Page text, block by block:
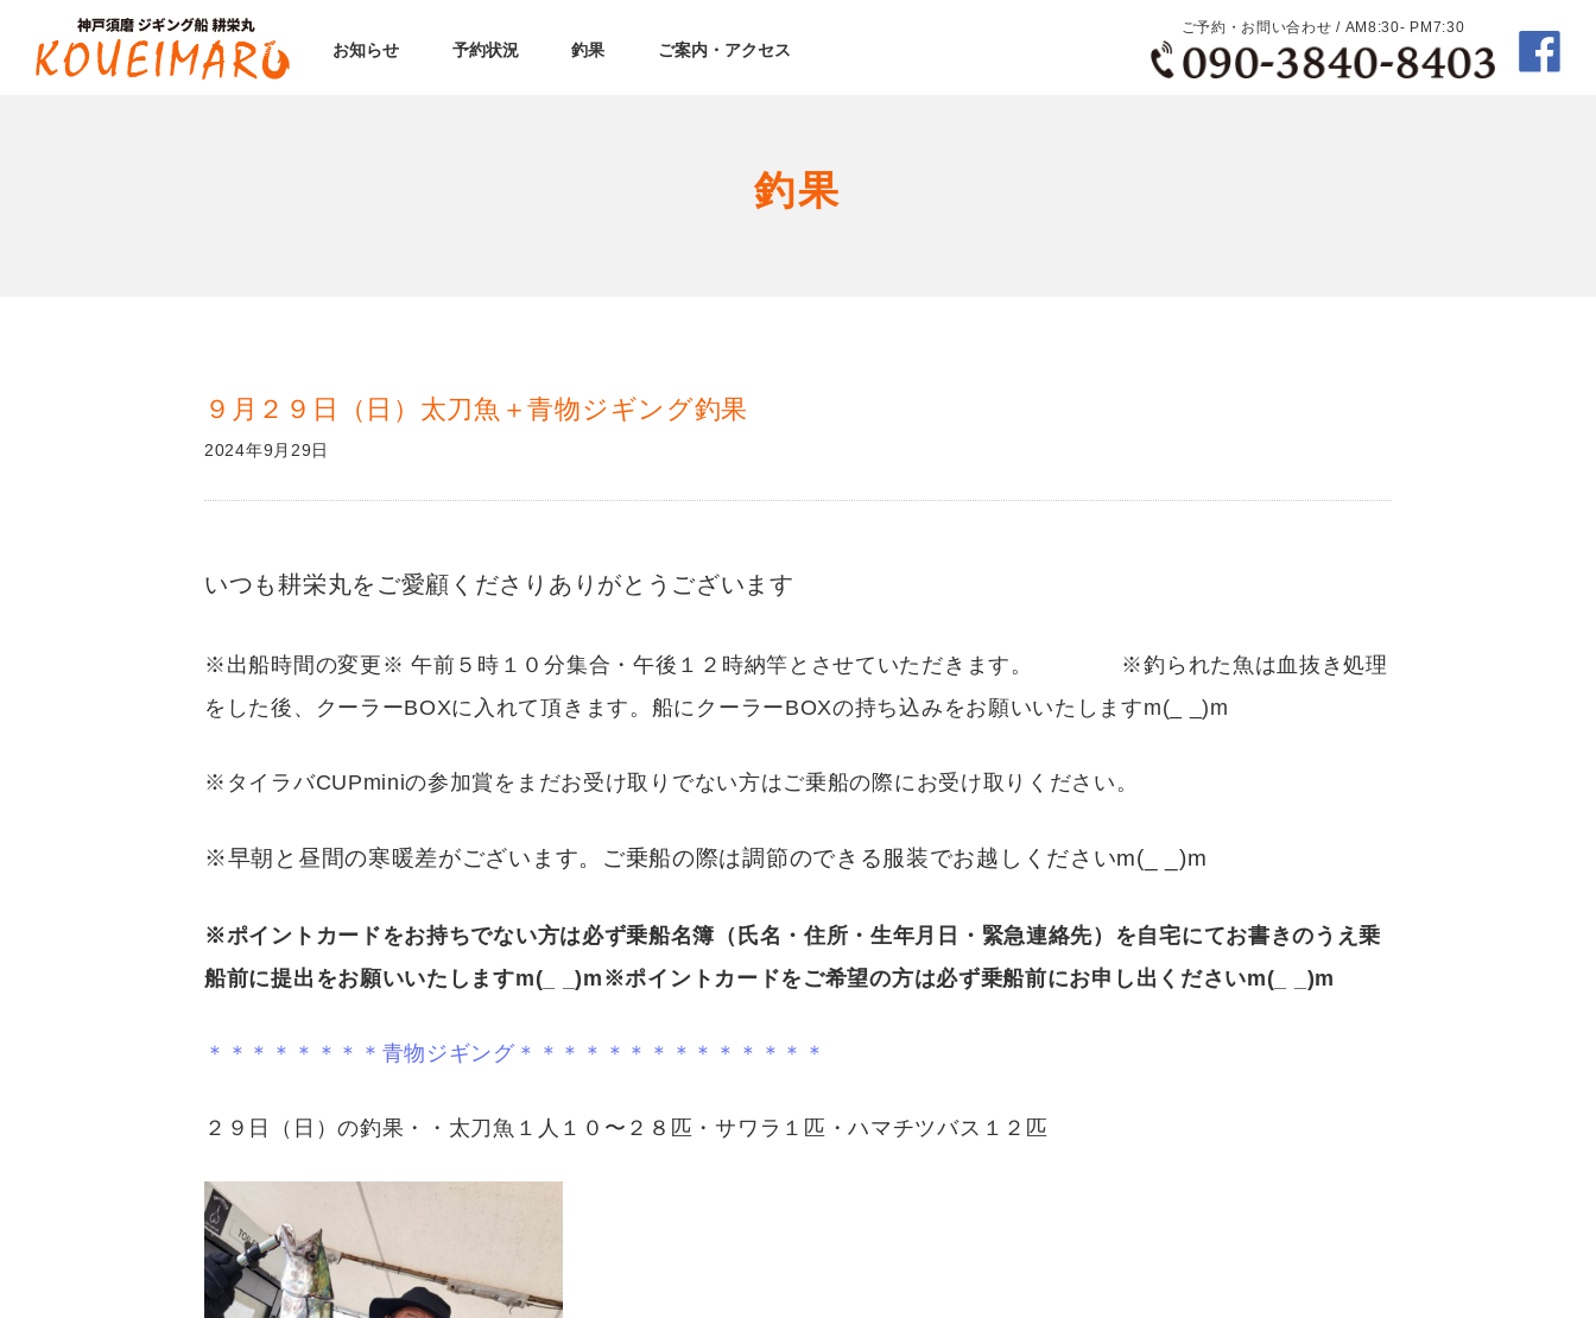
お知らせ 予約状況 釣果 ご案内・アクセス
ご予約・お問い合わせ / AM8:30- PM7:30
釣果
９月２９日（日）太刀魚＋青物ジギング釣果
2024年9月29日
いつも耕栄丸をご愛顧くださりありがとうございます
※出船時間の変更※ 午前５時１０分集合・午後１２時納竿とさせていただきます。 ※釣られた魚は血抜き処理
をした後、クーラーBOXに入れて頂きます。船にクーラーBOXの持ち込みをお願いいたしますm(_ _)m
※タイラバCUPminiの参加賞をまだお受け取りでない方はご乗船の際にお受け取りください。
※早朝と昼間の寒暖差がございます。ご乗船の際は調節のできる服装でお越しくださいm(_ _)m
※ポイントカードをお持ちでない方は必ず乗船名簿（氏名・住所・生年月日・緊急連絡先）を自宅にてお書きのうえ乗
船前に提出をお願いいたしますm(_ _)m※ポイントカードをご希望の方は必ず乗船前にお申し出くださいm(_ _)m
＊＊＊＊＊＊＊＊青物ジギング＊＊＊＊＊＊＊＊＊＊＊＊＊＊
２９日（日）の釣果・・太刀魚１人１０〜２８匹・サワラ１匹・ハマチツバス１２匹